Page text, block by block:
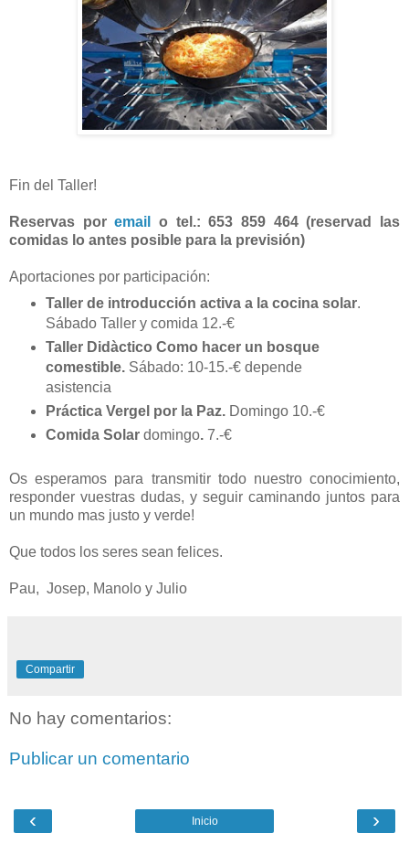
Fin del Taller!
Reservas poremail
o tel.: 653 859 464 (reservad las
comidas lo antes posible para la previsión)
Aportaciones por participación:
Taller de introducción activa a la cocina solar.
Sábado Taller y comida 12.-€
Taller Didàctico Como hacer un bosque
comestible. Sábado: 10-15.-€ depende
asistencia
Práctica Vergel por la Paz. Domingo 10.-€
Comida Solar domingo.7.-€
Os esperamos para transmitir todo nuestro conocimiento,
responder vuestras dudas, y seguir caminando juntos para
un mundo mas justo y verde!
Que todos los seres sean felices.
Pau, Josep, Manolo y Julio
Compartir
No hay comentarios:
Publicar un comentario
‹ ›
Inicio